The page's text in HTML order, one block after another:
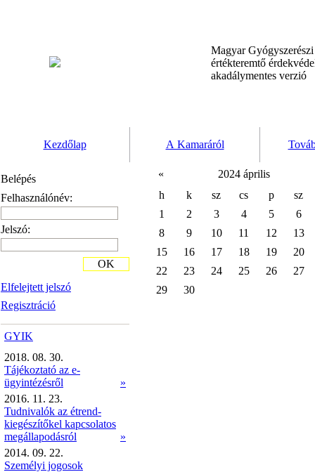
Magyar
értékteremtő
akadálymentes verzió
Kezdőlap A Kamaráról
Belépés
Felhasználónév:
Jelszó:
Elfelejtett jelszó
Regisztráció
OK
GYIK
2018. 08. 30.
Tájékoztató az e-
ügyintézésről
»
2016. 11. 23.
Tudnivalók az étrend-
kiegészítőkel kapcsolatos
megállapodásról
»
2014. 09. 22.
Személyi jogosok
«
2024 április
h
k sz cs p
sz
1
2 3 4 5
6
8
9 10 11 12
13
15
16 17 18 19
20
22
23 24 25 26
27
29
30